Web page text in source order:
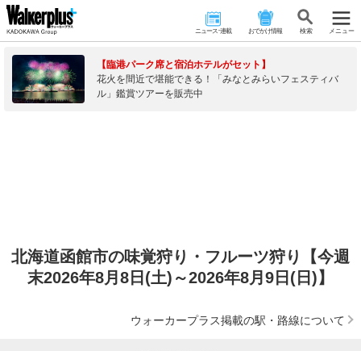
ニュース･連載 おでかけ情報 検 索 メニュー
【臨港パーク席と宿泊ホテルがセット】
花火を間近で堪能できる！「みなとみらいフェスティバ
ル」鑑賞ツアーを販売中
北海道函館市の味覚狩り・フルーツ狩り【今週
末2026年8月8日(土)～2026年8月9日(日)】
ウォーカープラス掲載の駅・路線について